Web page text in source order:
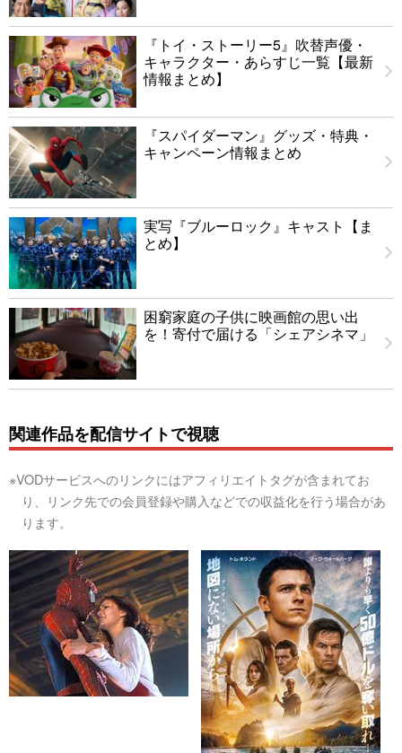
『トイ・ストーリー5』吹替声優・
キャラクター・あらすじ一覧【最新
情報まとめ】
『スパイダーマン』グッズ・特典・
キャンペーン情報まとめ
実写『ブルーロック』キャスト【ま
とめ】
困窮家庭の子供に映画館の思い出
を！寄付で届ける「シェアシネマ」
関連作品を配信サイトで視聴
※VODサービスへのリンクにはアフィリエイトタグが含まれてお
り、リンク先での会員登録や購入などでの収益化を行う場合があ
ります。